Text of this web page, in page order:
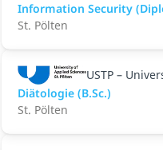
Information Security
St. Pölten
USTP –
Diätologie (B.Sc.)
St. Pölten